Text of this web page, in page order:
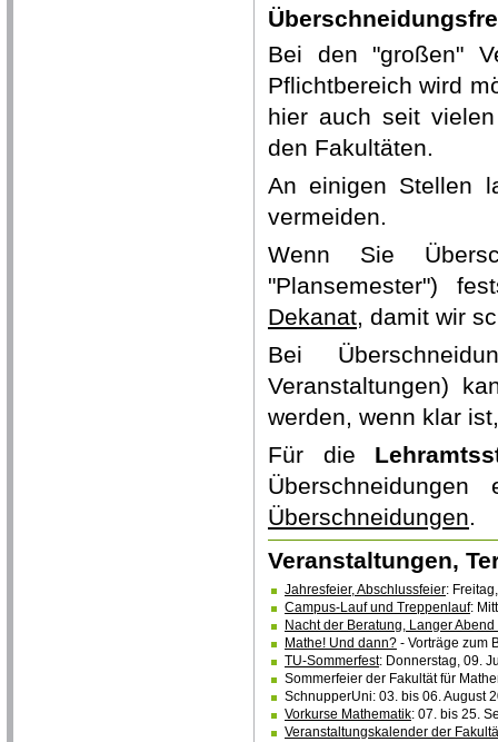
Bei den "großen"
Pflichtbereich wird
hier auch seit
den Fakultäten.
An einigen Stellen
vermeiden.
Wenn Sie
"Plansemester")
Dekanat, damit wir
Bei
Veranstaltungen)
werden, wenn klar
Für die
Überschneidungen.
Veranstaltungen,
Jahresfeier, Abschlussfeier:
Campus-Lauf und Treppenlauf:
Nacht der Beratung, Langer
Mathe! Und dann?- Vorträge zum
TU-Sommerfest: Donnerstag, 09.
Sommerfeier der Fakultät für
SchnupperUni: 03. bis 06. August
Vorkurse Mathematik: 07. bis 25.
Veranstaltungskalender der